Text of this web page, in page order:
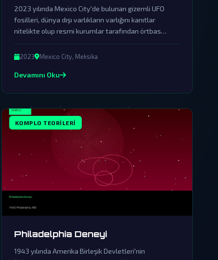
2023 yılında Mexico City'de bulunan gizemli UFO
fosilleri, dünya dışı varlıkların varlığını kanıtlar
nitelikte olup resmi kurumlar tarafından örtbas
edilmeye çalışılıyor.
2023 Mexico City, Meksika
Devamını Oku
KOMPLO TEORILERI
Philadelphia Deneyi
1943 yılında Amerika Birleşik Devletleri'nin